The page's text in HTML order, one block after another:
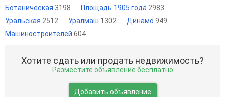
Ботаническая 3198 Площадь 1905 года2983
Уральская 2512 Уралмаш 1302 Динамо 949
Машиностроителей 604
Хотите сдать или продать недвижимость?
Разместите объявление бесплатно
Добавить объявление